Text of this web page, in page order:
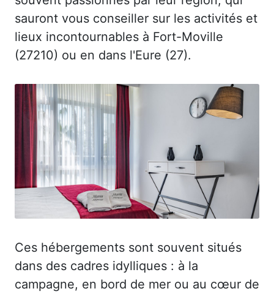
sauront vous conseiller sur les activités et
lieux incontournables à Fort-Moville
(27210) ou en dans l'Eure (27).
Ces hébergements sont souvent situés
dans des cadres idylliques : à la
campagne, en bord de mer ou au cœur de